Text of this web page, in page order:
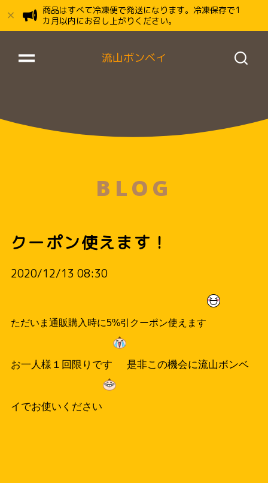
商品はすべて冷凍便で発送になります。冷凍保存で1
カ月以内にお召し上がりください。
流山ボンベイ
BLOG
クーポン使えます！
2020/12/13 08:30
ただいま通販購入時に5%引クーポン使えます
お一人様１回限りです 是非この機会に流山ボンベ
イでお使いください